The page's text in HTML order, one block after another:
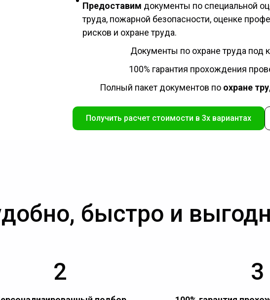
Предоставим документы по специальной
труда, пожарной безопасности, оценке
рисков и охране труда.
Документы по охране труда под
100% гарантия прохождения
Полный пакет документов по охране
Получить расчет стоимости в 3х вариантах
быстро и
2 3